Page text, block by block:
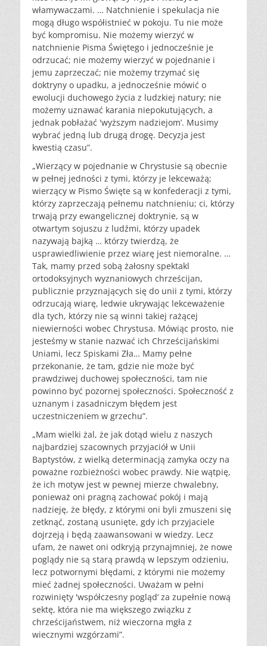
włamywaczami. … Natchnienie i spekulacja nie
mogą długo współistnieć w pokoju. Tu nie może
być kompromisu. Nie możemy wierzyć w
natchnienie Pisma Świętego i jednocześnie je
odrzucać; nie możemy wierzyć w pojednanie i
jemu zaprzeczać; nie możemy trzymać się
doktryny o upadku, a jednocześnie mówić o
ewolucji duchowego życia z ludzkiej natury; nie
możemy uznawać karania niepokutujących, a
jednak pobłażać 'wyższym nadziejom’. Musimy
wybrać jedną lub drugą drogę. Decyzja jest
kwestią czasu”.
„Wierzący w pojednanie w Chrystusie są obecnie
w pełnej jedności z tymi, którzy je lekceważą;
wierzący w Pismo Święte są w konfederacji z tymi,
którzy zaprzeczają pełnemu natchnieniu; ci, którzy
trwają przy ewangelicznej doktrynie, są w
otwartym sojuszu z ludźmi, którzy upadek
nazywają bajką … którzy twierdzą, że
usprawiedliwienie przez wiarę jest niemoralne. …
Tak, mamy przed sobą żałosny spektakl
ortodoksyjnych wyznaniowych chrześcijan,
publicznie przyznających się do unii z tymi, którzy
odrzucają wiarę, ledwie ukrywając lekceważenie
dla tych, którzy nie są winni takiej rażącej
niewierności wobec Chrystusa. Mówiąc prosto, nie
jesteśmy w stanie nazwać ich Chrześcijańskimi
Uniami, lecz Spiskami Zła… Mamy pełne
przekonanie, że tam, gdzie nie może być
prawdziwej duchowej społeczności, tam nie
powinno być pozornej społeczności. Społeczność z
uznanym i zasadniczym błędem jest
uczestniczeniem w grzechu”.
„Mam wielki żal, że jak dotąd wielu z naszych
najbardziej szacownych przyjaciół w Unii
Baptystów, z wielką determinacją zamyka oczy na
poważne rozbieżności wobec prawdy. Nie wątpię,
że ich motyw jest w pewnej mierze chwalebny,
ponieważ oni pragną zachować pokój i mają
nadzieję, że błędy, z którymi oni byli zmuszeni się
zetknąć, zostaną usunięte, gdy ich przyjaciele
dojrzeją i będą zaawansowani w wiedzy. Lecz
ufam, że nawet oni odkryją przynajmniej, że nowe
poglądy nie są starą prawdą w lepszym odzieniu,
lecz potwornymi błędami, z którymi nie możemy
mieć żadnej społeczności. Uważam w pełni
rozwinięty 'współczesny pogląd’ za zupełnie nową
sektę, która nie ma większego związku z
chrześcijaństwem, niż wieczorna mgła z
wiecznymi wzgórzami”.